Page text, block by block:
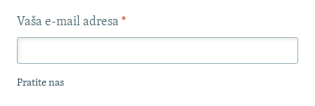
Vaša e-mail adresa *
Pratite nas